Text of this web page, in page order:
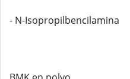
- N-Isopropilbencilamina